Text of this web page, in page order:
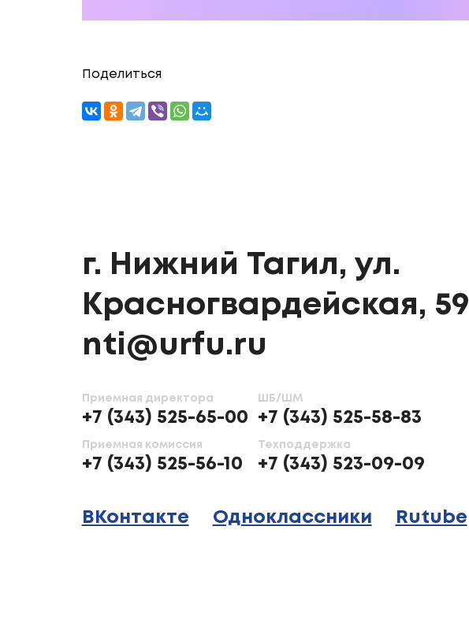
Поделиться
г. Нижний Тагил, ул.
Красногвардейская, 59
nti@urfu.ru
Приемная директора
+7 (343) 525-65-00
Приемная комиссия
+7 (343) 525-56-10
ШБ/ШМ
+7 (343) 525-58-83
Техподдержка
+7 (343) 523-09-09
ВКонтакте Одноклассники Rutube